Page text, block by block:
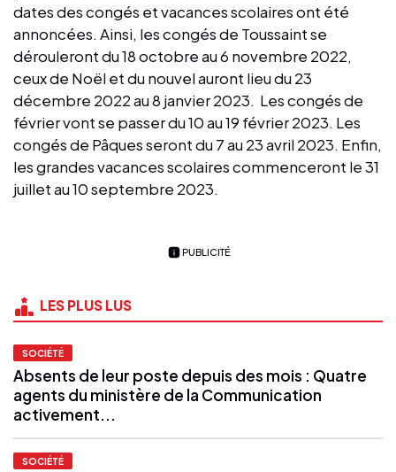
dates des congés et vacances scolaires ont été
annoncées. Ainsi, les congés de Toussaint se
dérouleront du 18 octobre au 6 novembre 2022,
ceux de Noël et du nouvel auront lieu du 23
décembre 2022 au 8 janvier 2023. Les congés de
février vont se passer du 10 au 19 février 2023. Les
congés de Pâques seront du 7 au 23 avril 2023. Enfin,
les grandes vacances scolaires commenceront le 31
juillet au 10 septembre 2023.
PUBLICITÉ
LES PLUS LUS
SOCIÉTÉ
Absents de leur poste depuis des mois : Quatre
agents du ministère de la Communication
activement...
SOCIÉTÉ